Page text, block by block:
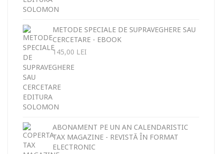
METODE SPECIALE DE SUPRAVEGHERE SAU
CERCETARE - EBOOK
145,00 LEI
ABONAMENT PE UN AN CALENDARISTIC
TAX MAGAZINE - REVISTĂ ÎN FORMAT
ELECTRONIC